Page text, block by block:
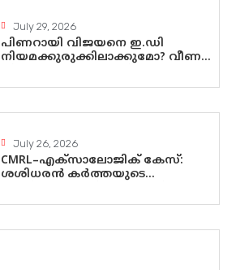
സുരേന്ദ്രൻ..
July 29, 2026
പിണറായി വിജയനെ ഇ.ഡി
നിയമക്കുരുക്കിലാക്കുമോ? വീണ
കർത്തയുടെ മൊഴി നിർണായക
July 26, 2026
CMRL–എക്‌സാലോജിക് കേസ്:
ശശിധരൻ കർത്തയുടെ
പിണറായി വിജയനെ ചോദ്യം
വീണയ്‌ക്കെതിരെ കൂടുതൽ